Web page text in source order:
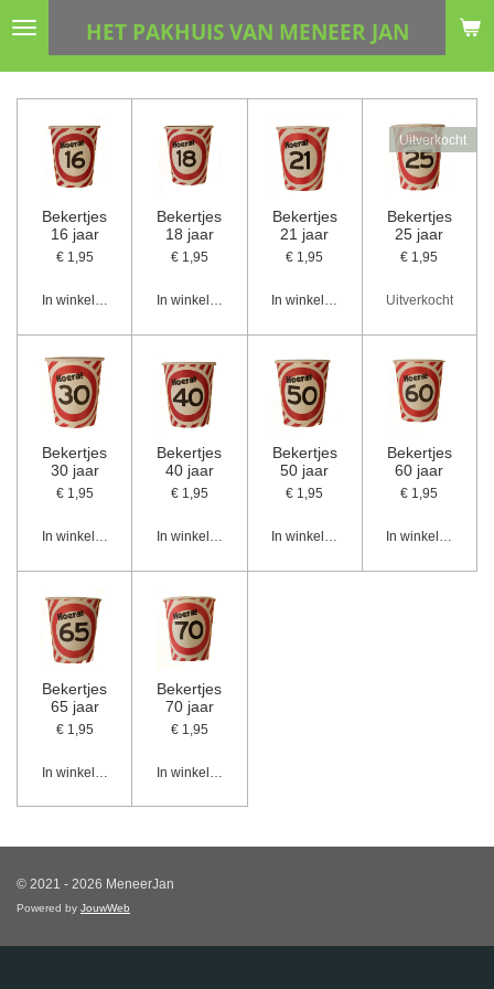
Ga
HET PAKHUIS VAN MENEER JAN
Bekertjes
16 jaar
€ 1,95
In winkelwagen
Bekertjes
18 jaar
€ 1,95
In winkelwagen
Bekertjes
21 jaar
€ 1,95
In winkelwagen
Uitverkocht
Bekertjes
25 jaar
€ 1,95
Uitverkocht
Bekertjes
30 jaar
€ 1,95
In winkelwagen
Bekertjes
40 jaar
€ 1,95
In winkelwagen
Bekertjes
50 jaar
€ 1,95
In winkelwagen
Bekertjes
60 jaar
€ 1,95
In winkelwagen
Bekertjes
65 jaar
€ 1,95
In winkelwagen
Bekertjes
70 jaar
€ 1,95
In winkelwagen
© 2021 - 2026 MeneerJan
Powered by JouwWeb